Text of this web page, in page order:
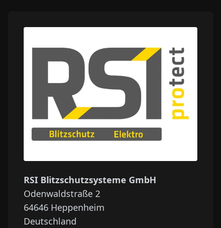
RSI Blitzschutzsysteme GmbH
Odenwaldstraße 2
64646 Heppenheim
Deutschland